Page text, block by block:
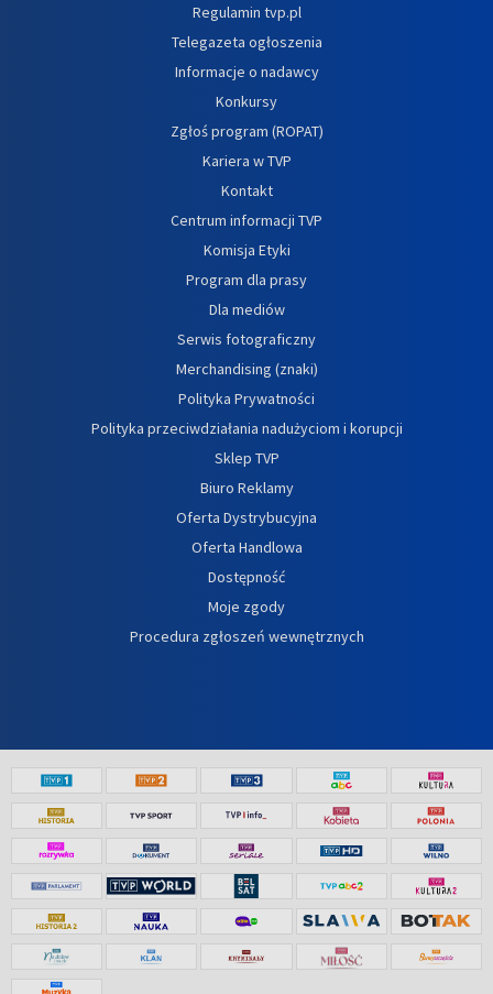
Regulamin tvp.pl
Telegazeta ogłoszenia
Informacje o nadawcy
Konkursy
Zgłoś program (ROPAT)
Kariera w TVP
Kontakt
Centrum informacji TVP
Komisja Etyki
Program dla prasy
Dla mediów
Serwis fotograficzny
Merchandising (znaki)
Polityka Prywatności
Polityka przeciwdziałania nadużyciom i korupcji
Sklep TVP
Biuro Reklamy
Oferta Dystrybucyjna
Oferta Handlowa
Dostępność
Moje zgody
Procedura zgłoszeń wewnętrznych